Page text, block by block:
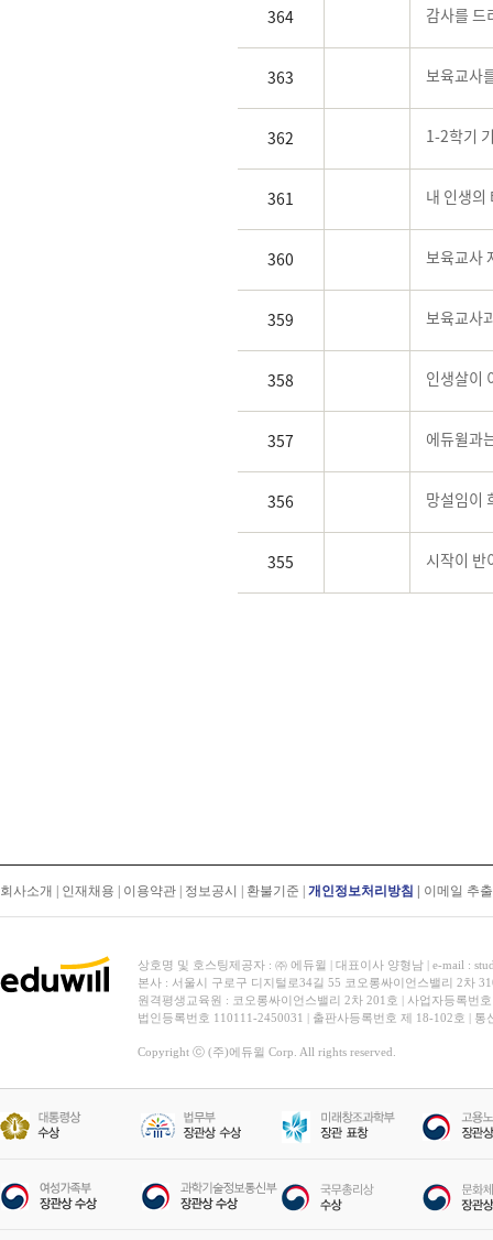
364 감사를 드
363 보육교사
362 1-2학기
361 내 인생의
360 보육교사
359 보육교사
358 인생살이
357 에듀윌과
356 망설임이
355 시작이 반
회사소개 인재채용 이용약관 정보공시 환불기준 개인정보처리방침 이메일 추
상호명 및 호스팅제공자 : ㈜ 에듀윌 | 대표이사 양형남 | e-mail :
본사 : 서울시 구로구 디지털로34길 55 코오롱싸이언스밸리 2차
원격평생교육원 : 코오롱싸이언스밸리 2차 201호 | 사업자등록번
법인등록번호 110111-2450031 | 출판사등록번호 제 18-102호 |
Copyright ⓒ (주)에듀윌 Corp. All rights reserved.